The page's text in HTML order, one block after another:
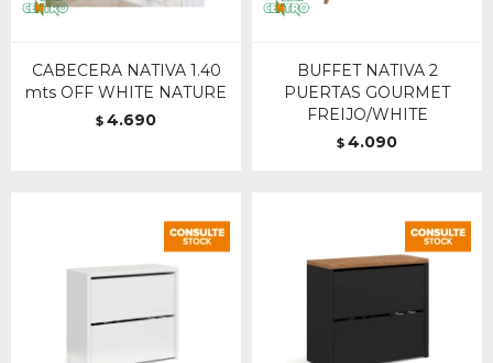
CABECERA NATIVA 1.40
mts OFF WHITE NATURE
$ 4.690
BUFFET NATIVA 2
PUERTAS GOURMET
FREIJO/WHITE
$ 4.090